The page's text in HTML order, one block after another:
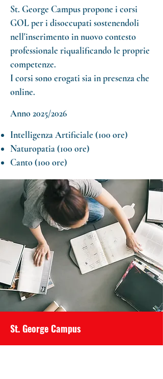
St. George Campus propone i corsi
GOL per i disoccupati sostenendoli
nell'inserimento in nuovo contesto
professionale riqualificando le proprie
competenze.
I corsi sono erogati sia in presenza che
online.
Anno 2025/2026
Intelligenza Artificiale (100 ore)
Naturopatia (100 ore)
Canto (100 ore)
St. George Campus
Via Oprandi 1, Lovere (BG)